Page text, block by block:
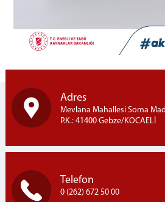
Adres
Mevlana Mahallesi Soma
P.K.: 41400 Gebze/KOCAELİ
Telefon
0 (262) 672 50 00